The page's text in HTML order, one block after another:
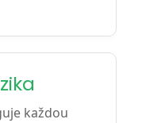
každou